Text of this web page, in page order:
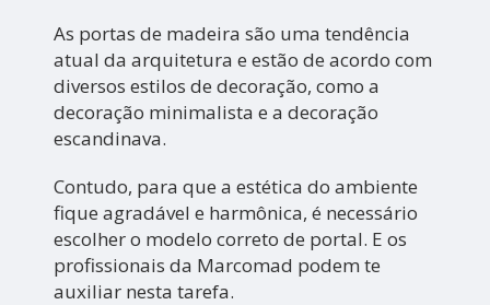
As portas de madeira são uma tendência
atual da arquitetura e estão de acordo com
diversos estilos de decoração, como a
decoração minimalista e a decoração
escandinava.
Contudo, para que a estética do ambiente
fique agradável e harmônica, é necessário
escolher o modelo correto de portal. E os
profissionais da Marcomad podem te
auxiliar nesta tarefa.